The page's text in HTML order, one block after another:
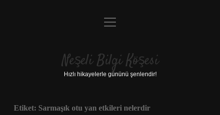
Anasayfa
Yasal Uyarı
menüyü
Neşeli Bilgi Köşesi
Hızlı hikayelerle gününü şenlendir!
Etiket: Sarmaşık otu yan etkileri nelerdir